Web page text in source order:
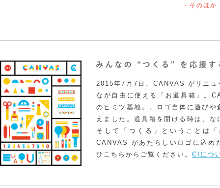
・そのほか
2015年7月7日。CANVAS がリニュ
なが自由に使える「お道具箱」。
のヒミツ基地」。ロゴ自体に遊び
えました。道具箱を開ける時は、
そして「つくる」ということは
CANVAS があたらしいロゴに込め
ひこちらからご覧ください。 CIにつ